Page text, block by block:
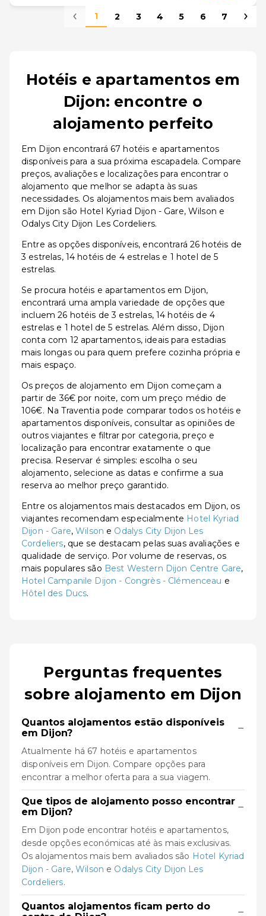
1 2 3 4 5 6 7
Hotéis e apartamentos em
Dijon: encontre o
alojamento perfeito
Em Dijon encontrará 67 hotéis e apartamentos
disponíveis para a sua próxima escapadela. Compare
preços, avaliações e localizações para encontrar o
alojamento que melhor se adapta às suas
necessidades. Os alojamentos mais bem avaliados
em Dijon são Hotel Kyriad Dijon - Gare, Wilson e
Odalys City Dijon Les Cordeliers.
Entre as opções disponíveis, encontrará 26 hotéis de
3 estrelas, 14 hotéis de 4 estrelas e 1 hotel de 5
estrelas.
Se procura hotéis e apartamentos em Dijon,
encontrará uma ampla variedade de opções que
incluem 26 hotéis de 3 estrelas, 14 hotéis de 4
estrelas e 1 hotel de 5 estrelas. Além disso, Dijon
conta com 12 apartamentos, ideais para estadias
mais longas ou para quem prefere cozinha própria e
mais espaço.
Os preços de alojamento em Dijon começam a
partir de 36€ por noite, com um preço médio de
106€. Na Traventia pode comparar todos os hotéis e
apartamentos disponíveis, consultar as opiniões de
outros viajantes e filtrar por categoria, preço e
localização para encontrar exatamente o que
precisa. Reservar é simples: escolha o seu
alojamento, selecione as datas e confirme a sua
reserva ao melhor preço garantido.
Entre os alojamentos mais destacados em Dijon, os
viajantes recomendam especialmente Hotel Kyriad
Dijon - Gare,Wilson e Odalys City Dijon Les
Cordeliers, que se destacam pelas suas avaliações e
qualidade de serviço. Por volume de reservas, os
mais populares são Best Western Dijon Centre Gare,
Hotel Campanile Dijon - Congrès - Clémenceau e
Hôtel des Ducs.
Perguntas frequentes
sobre alojamento em Dijon
Quantos alojamentos estão disponíveis
em Dijon?
−
Atualmente há 67 hotéis e apartamentos
disponíveis em Dijon. Compare opções para
encontrar a melhor oferta para a sua viagem.
Que tipos de alojamento posso encontrar
em Dijon?
−
Em Dijon pode encontrar hotéis e apartamentos,
desde opções económicas até às mais exclusivas.
Os alojamentos mais bem avaliados são Hotel Kyriad
Dijon - Gare,Wilson e Odalys City Dijon Les
Cordeliers.
Quantos alojamentos ficam perto do
−